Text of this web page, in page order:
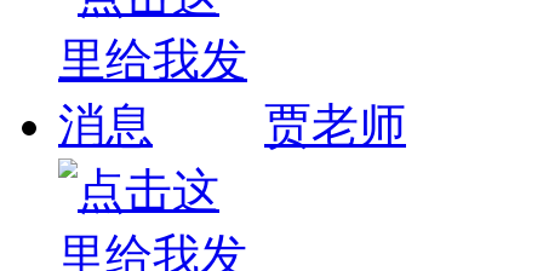
贾老师